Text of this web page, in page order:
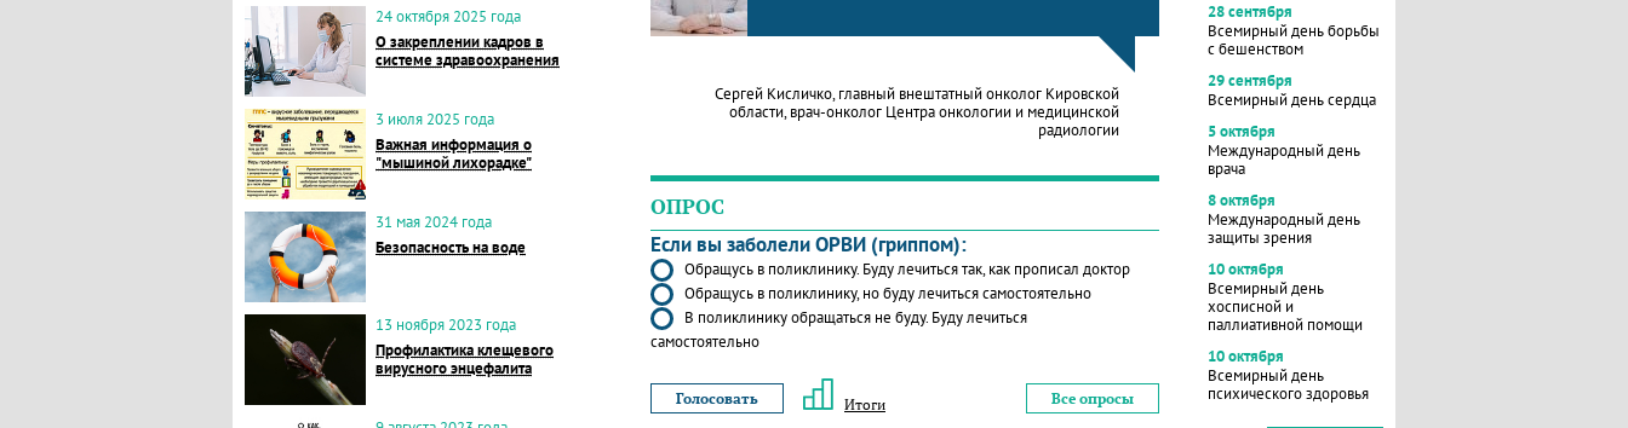
24 октября 2025 года
О закреплении кадров в
системе здравоохранения
3 июля 2025 года
Важная информация о
"мышиной лихорадке"
31 мая 2024 года
Безопасность на воде
13 ноября 2023 года
Профилактика клещевого
вирусного энцефалита
Сергей Кисличко, главный внештатный онколог Кировской
области, врач-онколог Центра онкологии и медицинской
радиологии
ОПРОС
Если вы заболели ОРВИ (гриппом):
Обращусь в поликлинику. Буду лечиться так, как прописал доктор
Обращусь в поликлинику, но буду лечиться самостоятельно
В поликлинику обращаться не буду. Буду лечиться
самостоятельно
Итоги Все опросы
28 сентября
Всемирный день борьбы
с бешенством
29 сентября
Всемирный день сердца
5 октября
Международный день
врача
8 октября
Международный день
защиты зрения
10 октября
Всемирный день
хосписной и
паллиативной помощи
10 октября
Всемирный день
психического здоровья